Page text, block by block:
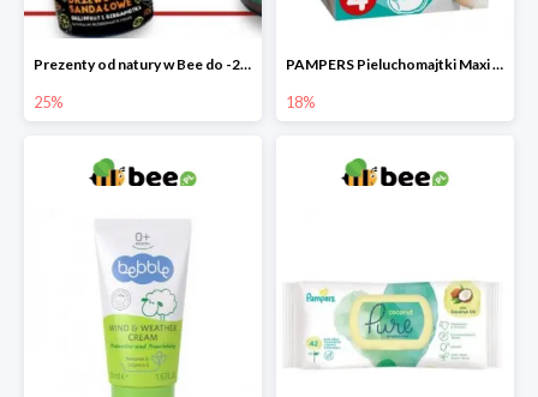
Prezenty od natury w Bee do -25%
25%
PAMPERS Pieluchomajtki Maxi Pants 4
18%